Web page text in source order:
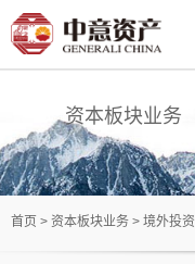
资本板块业务
首页 > 资本板块业务 > 境外投资